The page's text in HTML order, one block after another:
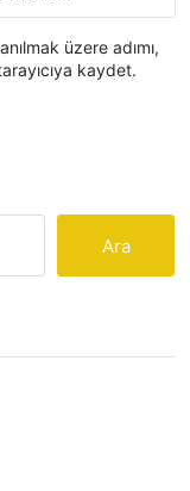
üzere adımı,
kaydet.
Ara